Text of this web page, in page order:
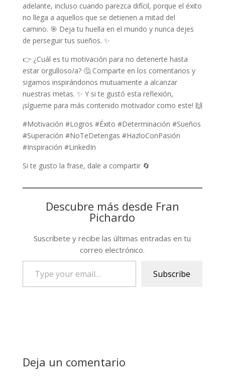
adelante, incluso cuando parezca difícil, porque el éxito
no llega a aquellos que se detienen a mitad del
camino. 🎯 Deja tu huella en el mundo y nunca dejes
de perseguir tus sueños. ✨
👉 ¿Cuál es tu motivación para no detenerte hasta
estar orgulloso/a? 🤔 Comparte en los comentarios y
sigamos inspirándonos mutuamente a alcanzar
nuestras metas. ✨ Y si te gustó esta reflexión,
¡sígueme para más contenido motivador como este! 🙌
#Motivación #Logros #Éxito #Determinación #Sueños
#Superación #NoTeDetengas #HazloConPasión
#Inspiración #LinkedIn
Si te gusto la frase, dale a compartir 🔄
Descubre más desde Fran
Pichardo
Suscríbete y recibe las últimas entradas en tu
correo electrónico.
email…
Subscribe
Deja un comentario